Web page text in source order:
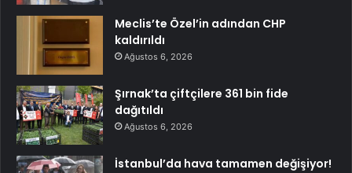
Meclis’te Özel’in adından CHP
kaldırıldı
Ağustos 6, 2026
Şırnak’ta çiftçilere 361 bin fide
dağıtıldı
Ağustos 6, 2026
İstanbul’da hava tamamen değişiyor!